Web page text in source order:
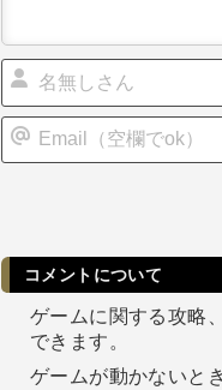
コメントについて
ゲームに関する攻略
できます。
ゲームが動かないと